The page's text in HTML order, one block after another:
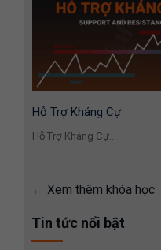
Hỗ Trợ Kháng Cự
Hỗ Trợ Kháng Cự...
Xem thêm khóa học
Tin tức nổi bật